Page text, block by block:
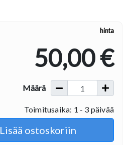
hinta
50,00 €
Määrä
Toimitusaika: 1 - 3 päivää
Lisää ostoskoriin